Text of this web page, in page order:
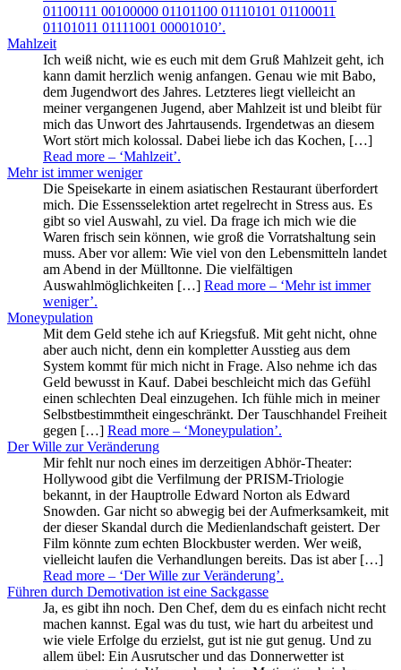
01100111 00100000 01101100 01110101 01100011
01101011 01111001 00001010’.
Mahlzeit
Ich weiß nicht, wie es euch mit dem Gruß Mahlzeit geht, ich
kann damit herzlich wenig anfangen. Genau wie mit Babo,
dem Jugendwort des Jahres. Letzteres liegt vielleicht an
meiner vergangenen Jugend, aber Mahlzeit ist und bleibt für
mich das Unwort des Jahrtausends. Irgendetwas an diesem
Wort stört mich kolossal. Dabei liebe ich das Kochen, […]
Read more – ‘Mahlzeit’.
Mehr ist immer weniger
Die Speisekarte in einem asiatischen Restaurant überfordert
mich. Die Essensselektion artet regelrecht in Stress aus. Es
gibt so viel Auswahl, zu viel. Da frage ich mich wie die
Waren frisch sein können, wie groß die Vorratshaltung sein
muss. Aber vor allem: Wie viel von den Lebensmitteln landet
am Abend in der Mülltonne. Die vielfältigen
Auswahlmöglichkeiten […] Read more – ‘Mehr ist immer
weniger’.
Moneypulation
Mit dem Geld stehe ich auf Kriegsfuß. Mit geht nicht, ohne
aber auch nicht, denn ein kompletter Ausstieg aus dem
System kommt für mich nicht in Frage. Also nehme ich das
Geld bewusst in Kauf. Dabei beschleicht mich das Gefühl
einen schlechten Deal einzugehen. Ich fühle mich in meiner
Selbstbestimmtheit eingeschränkt. Der Tauschhandel Freiheit
gegen […] Read more – ‘Moneypulation’.
Der Wille zur Veränderung
Mir fehlt nur noch eines im derzeitigen Abhör-Theater:
Hollywood gibt die Verfilmung der PRISM-Triologie
bekannt, in der Hauptrolle Edward Norton als Edward
Snowden. Gar nicht so abwegig bei der Aufmerksamkeit, mit
der dieser Skandal durch die Medienlandschaft geistert. Der
Film könnte zum echten Blockbuster werden. Wer weiß,
vielleicht laufen die Verhandlungen bereits. Das ist aber […]
Read more – ‘Der Wille zur Veränderung’.
Führen durch Demotivation ist eine Sackgasse
Ja, es gibt ihn noch. Den Chef, dem du es einfach nicht recht
machen kannst. Egal was du tust, wie hart du arbeitest und
wie viele Erfolge du erzielst, gut ist nie gut genug. Und zu
allem übel: Ein Ausrutscher und das Donnerwetter ist